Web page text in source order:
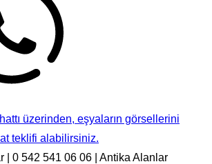
üzerinden, eşyaların görsellerini
teklifi alabilirsiniz.
| 0 542 541 06 06 | Antika Alanlar